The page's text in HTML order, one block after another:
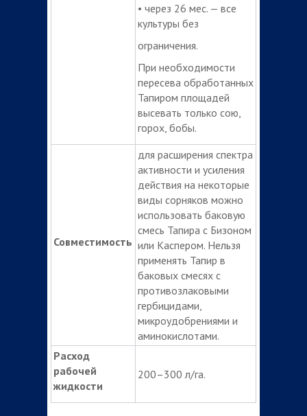
• через 26 мес. — все
культуры без
ограничения.
При необходимости
пересева обработанных
Тапиром площадей
высевать только сою,
горох, бобы.
Совместимость
для расширения спектра
активности и усиления
действия на некоторые
виды сорняков можно
использовать баковую
смесь Тапира с Бизоном
или Каспером. Нельзя
применять Тапир в
баковых смесях с
противозлаковыми
гербицидами,
микроудобрениями и
аминокислотами.
Расход
рабочей
жидкости
200–300 л/га.